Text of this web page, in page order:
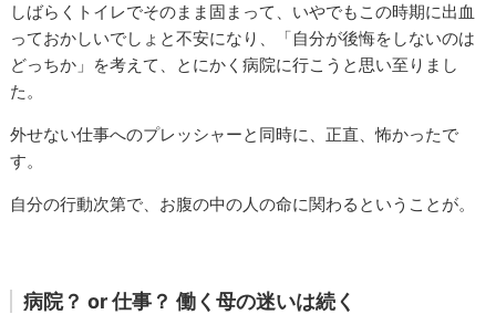
しばらくトイレでそのまま固まって、いやでもこの時期に出血
っておかしいでしょと不安になり、「自分が後悔をしないのは
どっちか」を考えて、とにかく病院に行こうと思い至りまし
た。
外せない仕事へのプレッシャーと同時に、正直、怖かったで
す。
自分の行動次第で、お腹の中の人の命に関わるということが。
病院？ or 仕事？ 働く母の迷いは続く